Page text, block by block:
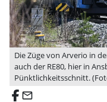
Die Züge von Arverio in
auch der RE80, hier in
Pünktlichkeitsschnitt.
email